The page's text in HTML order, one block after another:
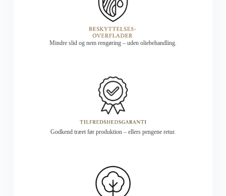
Mindre slid og nem rengøring – uden oliebehandling.
Godkend træet før produktion – ellers pengene retur.